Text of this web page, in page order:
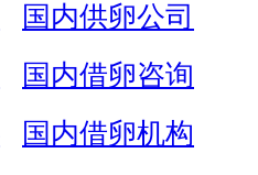
国内供卵公司
国内借卵咨询
国内借卵机构